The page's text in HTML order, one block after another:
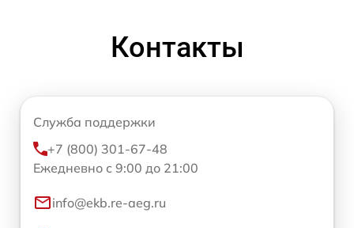
Контакты
Служба поддержки
+7 (800) 301-67-48
Ежедневно с 9:00 до 21:00
info@ekb.re-aeg.ru